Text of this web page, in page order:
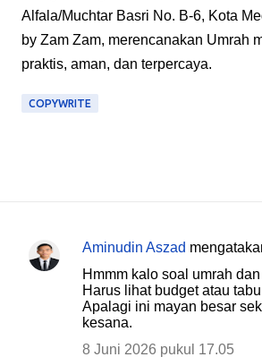
Alfala/Muchtar Basri No. B-6, Kota
by Zam Zam, merencanakan Umrah
praktis, aman, dan terpercaya.
COPYWRITE
K
Aminudin Aszad
Hmmm kalo soal umrah
Harus lihat budget atau
Apalagi ini mayan besar
kesana.
8 Juni 2026 pukul 17.05